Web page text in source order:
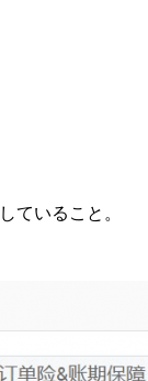
していること。